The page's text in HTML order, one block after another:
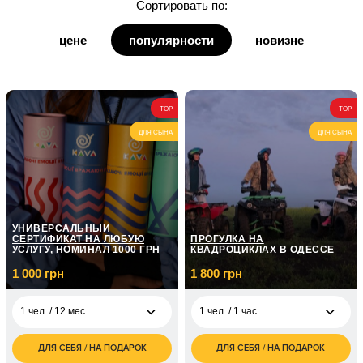
для дедушки
для бабушки
для кума
Сортировать по:
цене популярности новизне
TOP
ДЛЯ СЫНА
УНИВЕРСАЛЬНЫЙ
СЕРТИФИКАТ НА ЛЮБУЮ
УСЛУГУ, НОМИНАЛ 1000 ГРН
1 000 грн
1 чел. / 12 мес
1 000
ДЛЯ СЕБЯ / НА ПОДАРОК
TOP
ДЛЯ СЫНА
ПРОГУЛКА НА
КВАДРОЦИКЛАХ В ОДЕССЕ
1 800 грн
1 чел. / 1 час
1 800
ДЛЯ СЕБЯ / НА ПОДАРОК